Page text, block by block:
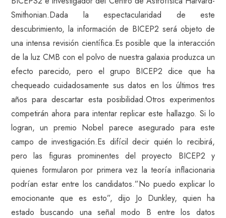
Smithonian.Dada la espectacularidad de este
descubrimiento, la información de BICEP2 será objeto de
una intensa revisión científica.Es posible que la interacción
de la luz CMB con el polvo de nuestra galaxia produzca un
efecto parecido, pero el grupo BICEP2 dice que ha
chequeado cuidadosamente sus datos en los últimos tres
años para descartar esta posibilidad.Otros experimentos
competirán ahora para intentar replicar este hallazgo. Si lo
logran, un premio Nobel parece asegurado para este
campo de investigación.Es difícil decir quién lo recibirá,
pero las figuras prominentes del proyecto BICEP2 y
quienes formularon por primera vez la teoría inflacionaria
podrían estar entre los candidatos.”No puedo explicar lo
emocionante que es esto”, dijo Jo Dunkley, quien ha
estado buscando una señal modo B entre los datos